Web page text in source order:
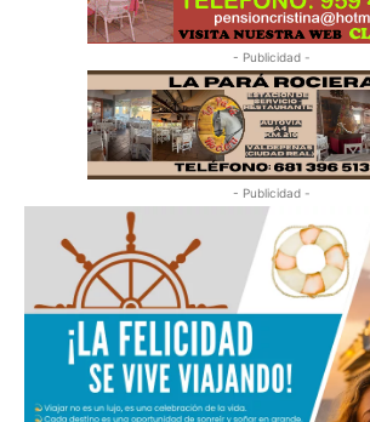
- Publicidad -
- Publicidad -